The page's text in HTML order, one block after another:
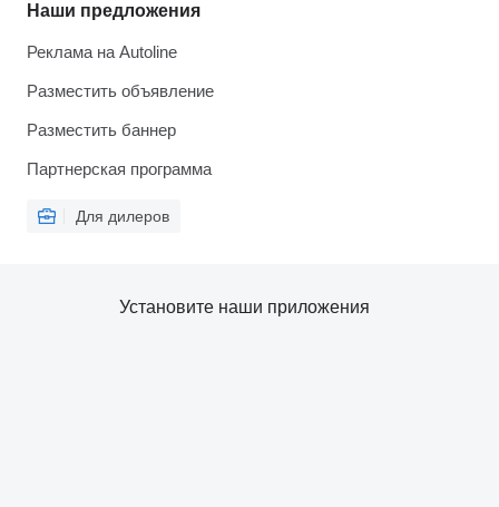
Наши предложения
Реклама на Autoline
Разместить объявление
Разместить баннер
Партнерская программа
Для дилеров
Установите наши приложения